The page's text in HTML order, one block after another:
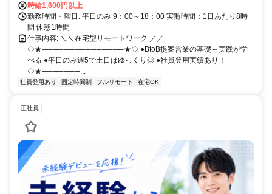
時給1,600円以上
勤務時間・曜日: 平日のみ 9：00～18：00 実働時間：1日あたり8時
間 休憩1時間
仕事内容: ＼＼在宅型リモートワーク ／／
◇★───────────────★◇ ●BtoB提案営業の基礎～実践が学
べる ●平日のみ週5で土日はゆっくり◎ ●社員登用実績あり！
◇★───────...
社員登用あり 固定時間制 フルリモート 在宅OK
正社員